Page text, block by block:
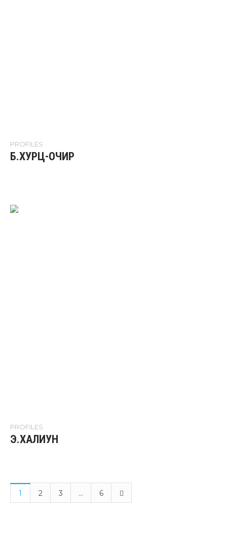
PROFILES
Б.ХУРЦ-ОЧИР
PROFILES
Э.ХАЛИУН
1 2 3 … 6